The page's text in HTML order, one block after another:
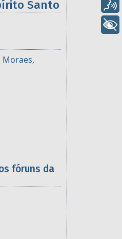
Santo
Moraes,
fóruns da
+ Acessibilidade